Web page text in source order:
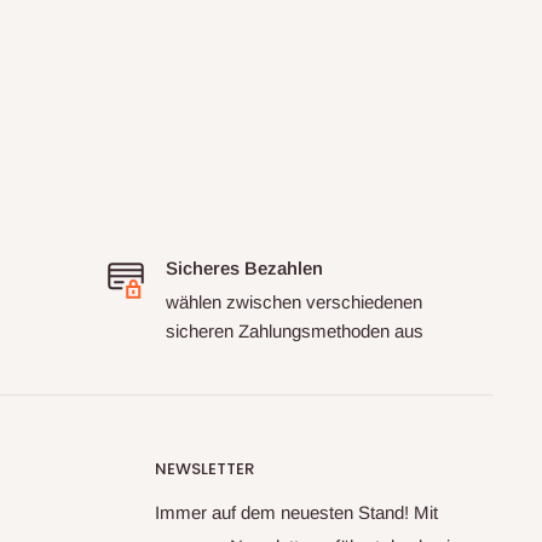
Sicheres Bezahlen
wählen zwischen verschiedenen
sicheren Zahlungsmethoden aus
NEWSLETTER
Immer auf dem neuesten Stand! Mit